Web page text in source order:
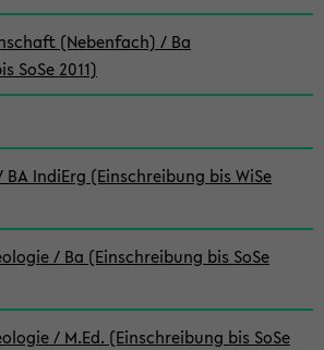
(Nebenfach) / Ba
SoSe 2011)
IndiErg (Einschreibung bis WiSe
/ Ba (Einschreibung bis SoSe
/ M.Ed. (Einschreibung bis SoSe